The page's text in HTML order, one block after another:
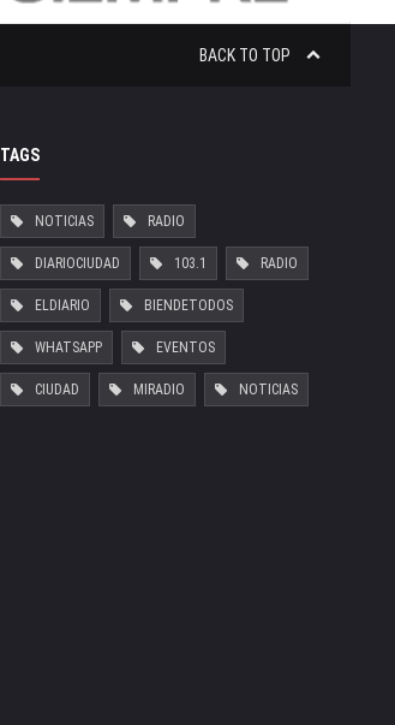
BACK TO TOP
TAGS
NOTICIAS RADIO
DIARIOCIUDAD 103.1 RADIO
ELDIARIO BIENDETODOS
WHATSAPP EVENTOS
CIUDAD MIRADIO NOTICIAS